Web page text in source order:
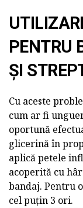
PENTRU
ȘI
Cu aceste
cum ar fi
oportună
glicerină în
aplică petele
acoperită cu
bandaj. Pentru
cel puțin 3 ori.